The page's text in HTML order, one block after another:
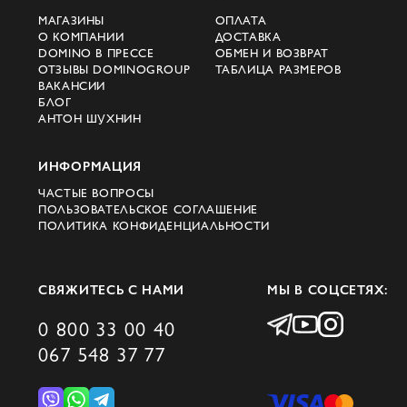
для создания безупречного образа.
Покупка Коллекций
Santoni в Киеве
коллекции Santoni, которые сочетают в
себе роскошь и практичность. Наш
интернет-магазин предлагает удобный и
доступный способ обновить ваш
модными тенденциями.
Преимущества Покупки через
Domino
Эксклюзивный выбор: Большой
МАГАЗИНЫ
О КОМПАНИИ
DOMINO В ПРЕССЕ
ОТЗЫВЫ DOMINOGROUP
ВАКАНСИИ
БЛОГ
АНТОН ШУХНИН
ОПЛАТА
ДОСТАВКА
ОБМЕН И ВОЗВРАТ
ТАБЛИЦА РАЗМЕРОВ
ИНФОРМАЦИЯ
ЧАСТЫЕ ВОПРОСЫ
ПОЛЬЗОВАТЕЛЬСКОЕ СОГЛАШЕНИЕ
ПОЛИТИКА КОНФИДЕНЦИАЛЬНОСТИ
СВЯЖИТЕСЬ С НАМИ
0 800 33 00 40
067 548 37 77
МЫ В СОЦСЕТЯХ: